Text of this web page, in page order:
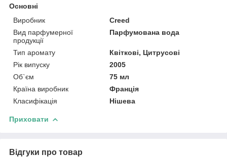
Основні
Виробник
Creed
Вид парфумерної
продукції
Парфумована вода
Тип аромату
Квіткові, Цитрусові
Рік випуску
2005
Об`єм
75 мл
Країна виробник
Франція
Класифікація
Нішева
Приховати
Відгуки про товар